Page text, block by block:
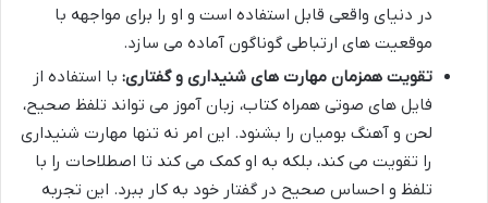
در دنیای واقعی قابل استفاده است و او را برای مواجهه با
موقعیت های ارتباطی گوناگون آماده می سازد.
تقویت همزمان مهارت های شنیداری و گفتاری: با استفاده از
فایل های صوتی همراه کتاب، زبان آموز می تواند تلفظ صحیح،
لحن و آهنگ بومیان را بشنود. این امر نه تنها مهارت شنیداری
را تقویت می کند، بلکه به او کمک می کند تا اصطلاحات را با
تلفظ و احساس صحیح در گفتار خود به کار ببرد. این تجربه